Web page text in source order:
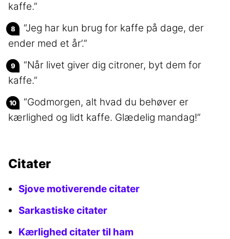
kaffe.”
“Jeg har kun brug for kaffe på dage, der
ender med et år’.”
“Når livet giver dig citroner, byt dem for
kaffe.”
“Godmorgen, alt hvad du behøver er
kærlighed og lidt kaffe. Glædelig mandag!”
Citater
Sjove motiverende citater
Sarkastiske citater
Kærlighed citater til ham